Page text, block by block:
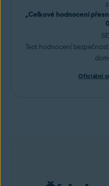
„Celkové hodnocení
Test hodnocení
Oficiální